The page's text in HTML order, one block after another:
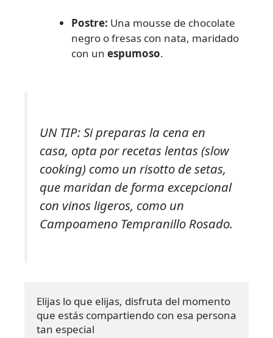
Postre: Una mousse de chocolate
negro o fresas con nata, maridado
con un espumoso.
UN TIP: Si preparas la cena en
casa, opta por recetas lentas(slow
cooking) como un risotto de setas,
que maridan de forma excepcional
con vinos ligeros, como un
Campoameno Tempranillo Rosado.
Elijas lo que elijas, disfruta del momento
que estás compartiendo con esa persona
tan especial